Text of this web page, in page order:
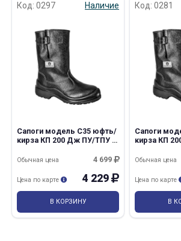
Код: 0297 Наличие
Сапоги модель С35 юфть/
кирза КП 200 Дж ПУ/ТПУ р
4 699
Обычная цена
4 229
Цена по карте
В КОРЗИНУ
Код: 0281
Сапоги
кирза КП
Обычная цена
Цена по карте
В